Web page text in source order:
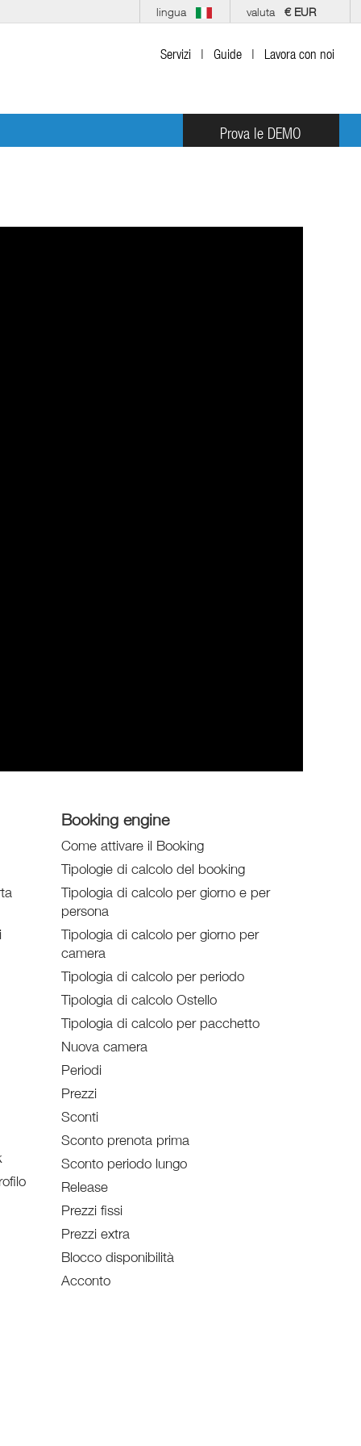
valuta € EUR
lingua
Servizi | Guide | Lavora con noi
Prova le DEMO
Booking engine
Come attivare il Booking
Tipologie di calcolo del booking
Tipologia di calcolo per giorno e per
persona
Tipologia di calcolo per giorno per
camera
Tipologia di calcolo per periodo
Tipologia di calcolo Ostello
Tipologia di calcolo per pacchetto
Nuova camera
Periodi
Prezzi
Sconti
Sconto prenota prima
Sconto periodo lungo
Release
Prezzi fissi
Prezzi extra
Blocco disponibilità
Acconto